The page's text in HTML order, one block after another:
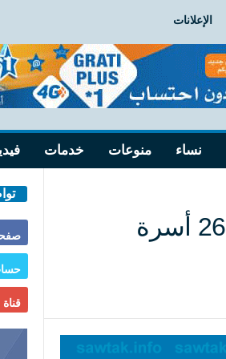
الإعلانات
نساء منوعات خدمات
بوكي: مساعدات عاجلة لأكثر من 260 أسرة